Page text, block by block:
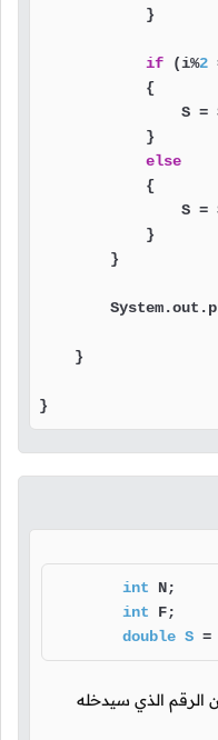
            }
if (i%2
            {
S =
            }
else
            {
S =
            }
        }
    }
}
int N;
int F;
double S =
الرقم الذي سيدخله